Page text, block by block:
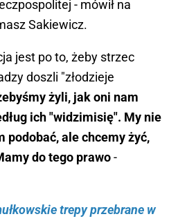
- mówił na
Sakiewicz.
jest po to, żeby strzec
doszli "złodzieje
żyli, jak oni nam
ich "widzimisię". My nie
podobać, ale chcemy żyć,
do tego prawo-
trepy przebrane w